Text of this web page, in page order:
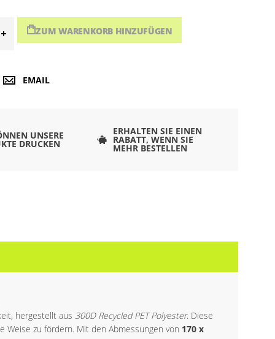
ZUM WARENKORB HINZUFÜGEN
EMAIL
UNSERE
DRUCKEN
ERHALTEN SIE EINEN
RABATT, WENN SIE
MEHR BESTELLEN
hergestellt aus 300D Recycled PET Polyester. Diese
zu fördern. Mit den Abmessungen von 170 x